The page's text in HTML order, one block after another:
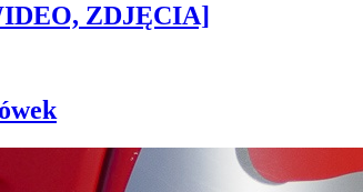
ZDJĘCIA]